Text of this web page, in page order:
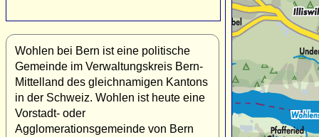
Wohlen bei Bern ist eine politische
Gemeinde im Verwaltungskreis Bern-
Mittelland des gleichnamigen Kantons
in der Schweiz. Wohlen ist heute eine
Vorstadt- oder
Agglomerationsgemeinde von Bern